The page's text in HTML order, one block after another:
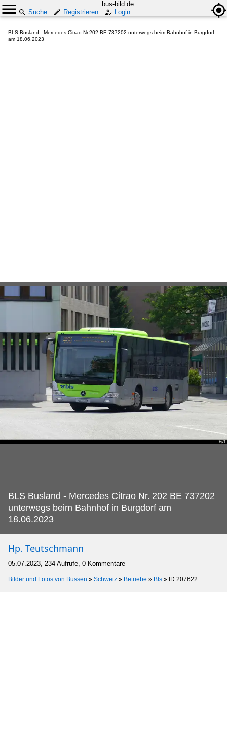
bus-bild.de
Suche
Registrieren Login
BLS Busland - Mercedes Citrao Nr.202 BE 737202 unterwegs beim Bahnhof in Burgdorf
am 18.06.2023
BLS Busland - Mercedes Citrao Nr. 202 BE 737202
unterwegs beim Bahnhof in Burgdorf am
18.06.2023
Hp. Teutschmann
05.07.2023, 234 Aufrufe, 0 Kommentare
Bilder und Fotos von Bussen » Schweiz » Betriebe » Bls » ID 207622